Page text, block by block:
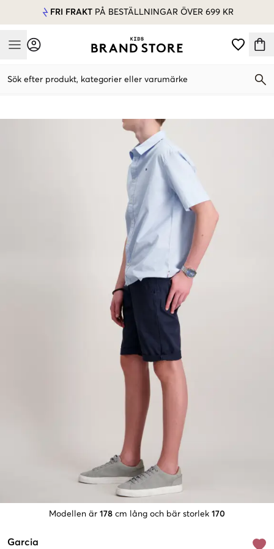
FRI FRAKT PÅ BESTÄLLNINGAR ÖVER 699 KR
Mobile Menu
Sök efter produkt, kategorier eller varumärke
Modellen är 178 cm lång och bär storlek 170
Garcia